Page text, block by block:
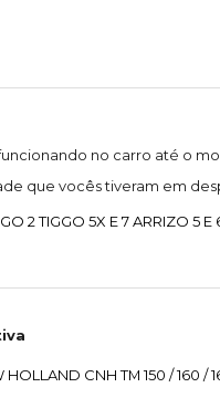
no carro até o
que vocês tiveram em
2 TIGGO 5X E 7 ARRIZO 5 E
CNH TM 150 / 160 /